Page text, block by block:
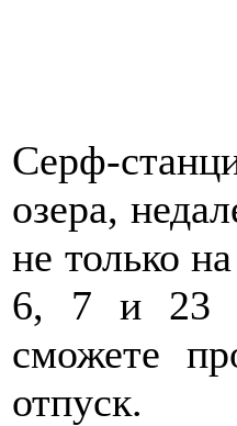
Серф-
озера,
не только
6, 7 и 23
сможете
отпуск.